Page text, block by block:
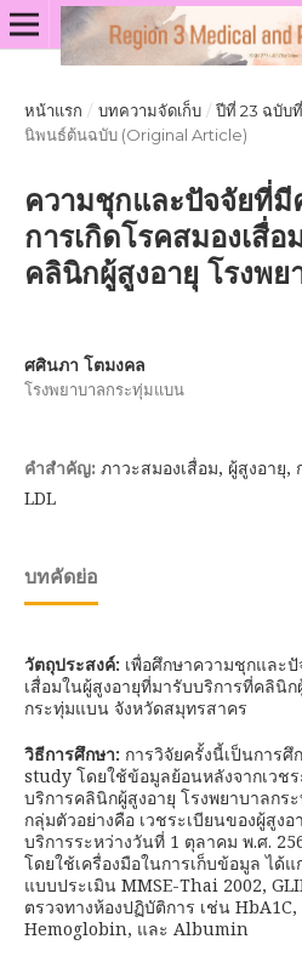
หน้าแรก / บทความจัดเก็บ / ปีที่ 23 ฉบับ
นิพนธ์ต้นฉบับ (Original Article)
ความชุกและปัจจัยที่
การเกิดโรคสมองเสื่อ
คลินิกผู้สูงอายุ โรงพ
ศศินภา โตมงคล
โรงพยาบาลกระทุ่มแบน
คำสำคัญ: ภาวะสมองเสื่อม, ผู้สูงอายุ
LDL
บทคัดย่อ
วัตถุประสงค์: เพื่อศึกษาความชุกและ
เสื่อมในผู้สูงอายุที่มารับบริการที่คลินิก
กระทุ่มแบน จังหวัดสมุทรสาคร
วิธีการศึกษา: การวิจัยครั้งนี้เป็นการ
study โดยใช้ข้อมูลย้อนหลังจากเวช
บริการคลินิกผู้สูงอายุ โรงพยาบาลก
กลุ่มตัวอย่างคือ เวชระเบียนของผู้สูง
บริการระหว่างวันที่ 1 ตุลาคม พ.ศ.
โดยใช้เครื่องมือในการเก็บข้อมูล ไ
แบบประเมิน MMSE-Thai 2002,
ตรวจทางห้องปฏิบัติการ เช่น HbA1C,
Hemoglobin, และ Albumin